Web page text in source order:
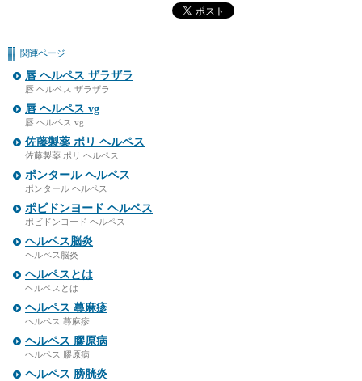
関連ページ
唇 ヘルペス ザラザラ
唇 ヘルペス ザラザラ
唇 ヘルペス vg
唇 ヘルペス vg
佐藤製薬 ポリ ヘルペス
佐藤製薬 ポリ ヘルペス
ポンタール ヘルペス
ポンタール ヘルペス
ポビドンヨード ヘルペス
ポビドンヨード ヘルペス
ヘルペス脳炎
ヘルペス脳炎
ヘルペスとは
ヘルペスとは
ヘルペス 蕁麻疹
ヘルペス 蕁麻疹
ヘルペス 膠原病
ヘルペス 膠原病
ヘルペス 膀胱炎